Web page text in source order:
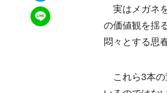
LINEで送る
実はメガネ
の価値観を揺
悶々とする思
これら3本の